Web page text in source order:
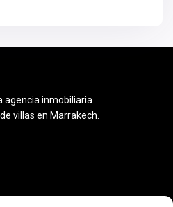
agencia inmobiliaria
villas en Marrakech.